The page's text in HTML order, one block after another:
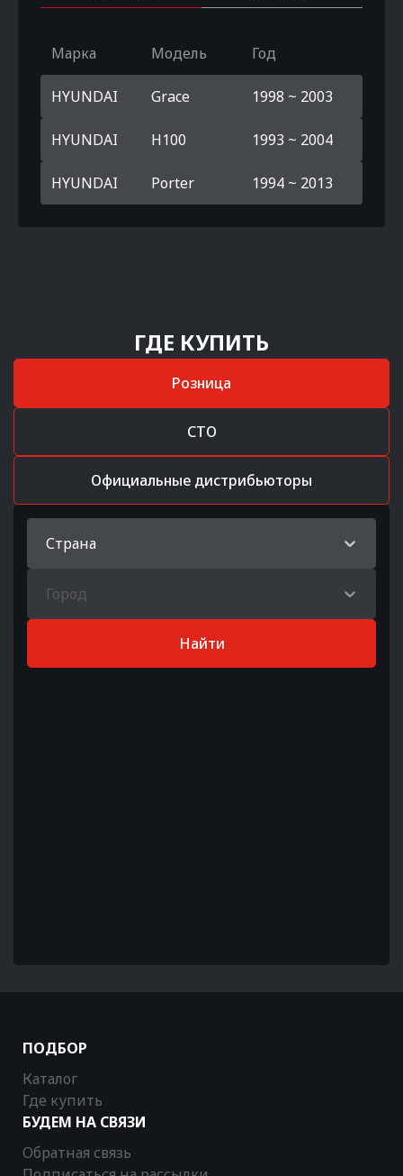
Марка Модель Год
HYUNDAI Grace 1998 ~ 2003
HYUNDAI H100 1993 ~ 2004
HYUNDAI Porter 1994 ~ 2013
ГДЕ КУПИТЬ
Розница
СТО
Официальные дистрибьюторы
Страна
Город
Найти
ПОДБОР
Каталог
Где купить
БУДЕМ НА СВЯЗИ
Обратная связь